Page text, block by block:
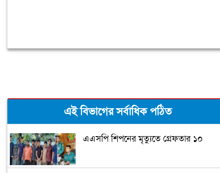
এই বিভাগের সর্বাধিক পঠিত
এএসপি শিপনের মৃত্যুতে গ্রেফতার ১০